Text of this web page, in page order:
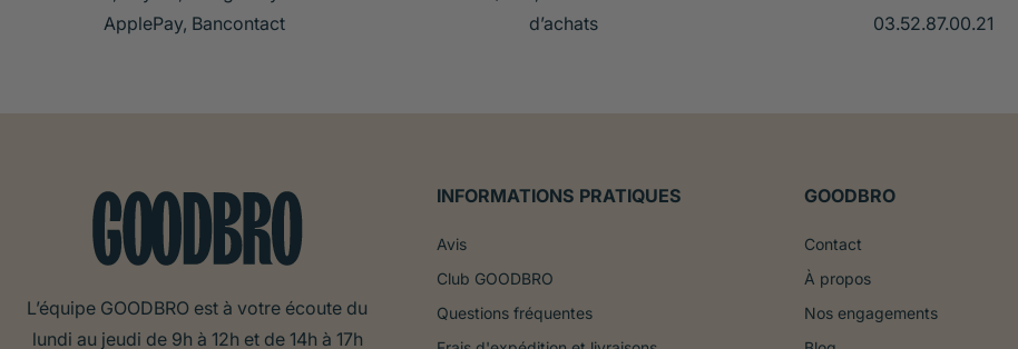
ApplePay, Bancontact
d’achats
03.52.87.00.21
L’équipe GOODBRO est à votre écoute du
lundi au jeudi de 9h à 12h et de 14h à 17h
INFORMATIONS PRATIQUES
Avis
Club GOODBRO
Questions fréquentes
GOODBRO
Contact
À propos
Nos engagements